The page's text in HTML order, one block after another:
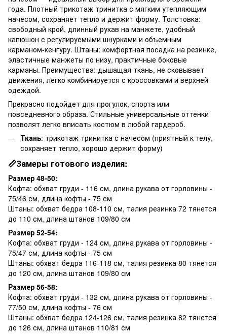
года. Плотный трикотаж тринитка с мягким утепляющим
начесом, сохраняет тепло и держит форму. Толстовка:
свободный крой, длинный рукав на манжете, удобный
капюшон с регулируемыми шнурками и объемным
карманом-кенгуру. Штаны: комфортная посадка на резинке,
эластичные манжеты по низу, практичные боковые
карманы. Преимущества: дышащая ткань, не сковывает
движения, легко комбинируется с кроссовками и верхней
одеждой.
Прекрасно подойдет для прогулок, спорта или
повседневного образа. Стильные универсальные оттенки
позволят легко вписать костюм в любой гардероб.
Ткань: трикотаж тринитка с начесом (приятный к телу,
сохраняет тепло, хорошо держит форму)
📏Замеры готового изделия:
Размер 48-50:
Кофта: обхват груди - 116 см, длина рукава от горловины -
75/46 см, длина кофты - 75 см
Штаны: обхват бедра 108-110 см, талия резинка 72 тянется
до 110 см, длина штанов 109/80 см
Размер 52-54:
Кофта: обхват груди - 124 см, длина рукава от горловины -
75/47 см, длина кофты - 75 см
Штаны: обхват бедра 116-118 см, талия резинка 80 тянется
до 120 см, длина штанов 109/80 см
Размер 56-58:
Кофта: обхват груди - 132 см, длина рукава от горловины -
77/50 см, длина кофты - 76 см
Штаны: обхват бедра 124-126 см, талия резинка 82 тянется
до 126 см, длина штанов 110/81 см